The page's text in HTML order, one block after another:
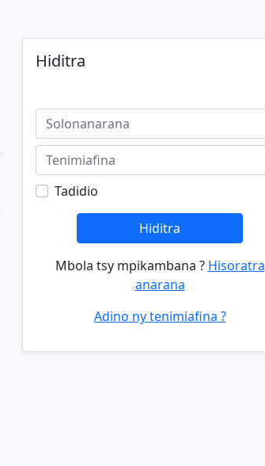
Hiditra
Tadidio
Hiditra
Mbola tsy mpikambana ? Hisoratra
anarana
Adino ny tenimiafina ?